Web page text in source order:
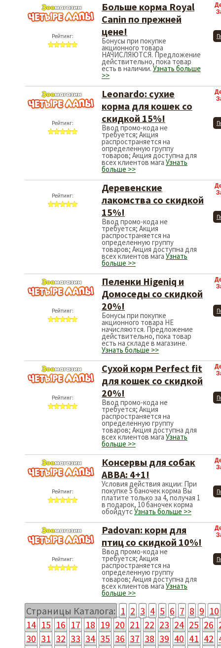
Рейтинг:
Больше корма Royal
Canin по прежней
цене!
Бонусы при покупке
акционного товара
НАЧИСЛЯЮТСЯ. Предложение
действительно, пока товар
есть в наличии.Узнать больше
>>
Рейтинг:
Leonardo: сухие
корма для кошек со
скидкой 15%!
Ввод промо-кода не
требуется; Акция
распространяется на
определенную группу
товаров; Акция доступна для
всех клиентов мага Узнать
больше >>
Рейтинг:
Деревенские
лакомства со скидкой
15%!
Ввод промо-кода не
требуется; Акция
распространяется на
определенную группу
товаров; Акция доступна для
всех клиентов мага Узнать
больше >>
Рейтинг:
Пеленки Higeniq и
Домоседы со скидкой
20%!
Бонусы при покупке
акционного товара НЕ
начисляются. Предложение
действительно, пока товар
есть на складе в магазине.
Узнать больше >>
Рейтинг:
Сухой корм Perfect fit
для кошек со скидкой
20%!
Ввод промо-кода не
требуется; Акция
распространяется на
определенную группу
товаров; Акция доступна для
всех клиентов мага Узнать
больше >>
Рейтинг:
Консервы для собак
АВВА: 4+1!
Условия действия акции: При
покупке 5 баночек корма Вы
платите только за 4, получая 1
в подарок, 10 баночек корма
обойдутсУзнать больше >>
Рейтинг:
Padovan: корм для
птиц со скидкой 10%!
Ввод промо-кода не
требуется; Акция
распространяется на
определенную группу
товаров; Акция доступна для
всех клиентов мага Узнать
больше >>
Страницы Каталога: 1 2 3 4 5 6 7 8 9 10
14 15 16 17 18 19 20 21 22 23 24 25 26
30 31 32 33 34 35 36 37 38 39 40 41 42